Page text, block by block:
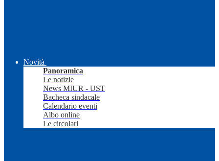
Novità
Panoramica
Le notizie
News MIUR - UST
Bacheca sindacale
Calendario eventi
Albo online
Le circolari